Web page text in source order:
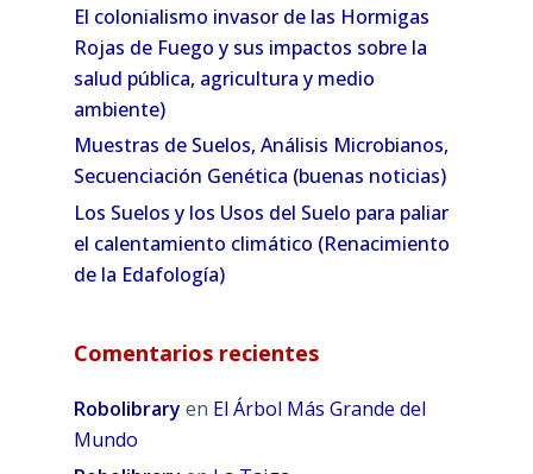
El colonialismo invasor de las Hormigas
Rojas de Fuego y sus impactos sobre la
salud pública, agricultura y medio
ambiente)
Muestras de Suelos, Análisis Microbianos,
Secuenciación Genética (buenas noticias)
Los Suelos y los Usos del Suelo para paliar
el calentamiento climático (Renacimiento
de la Edafología)
Comentarios recientes
Robolibrary en El Árbol Más Grande del
Mundo